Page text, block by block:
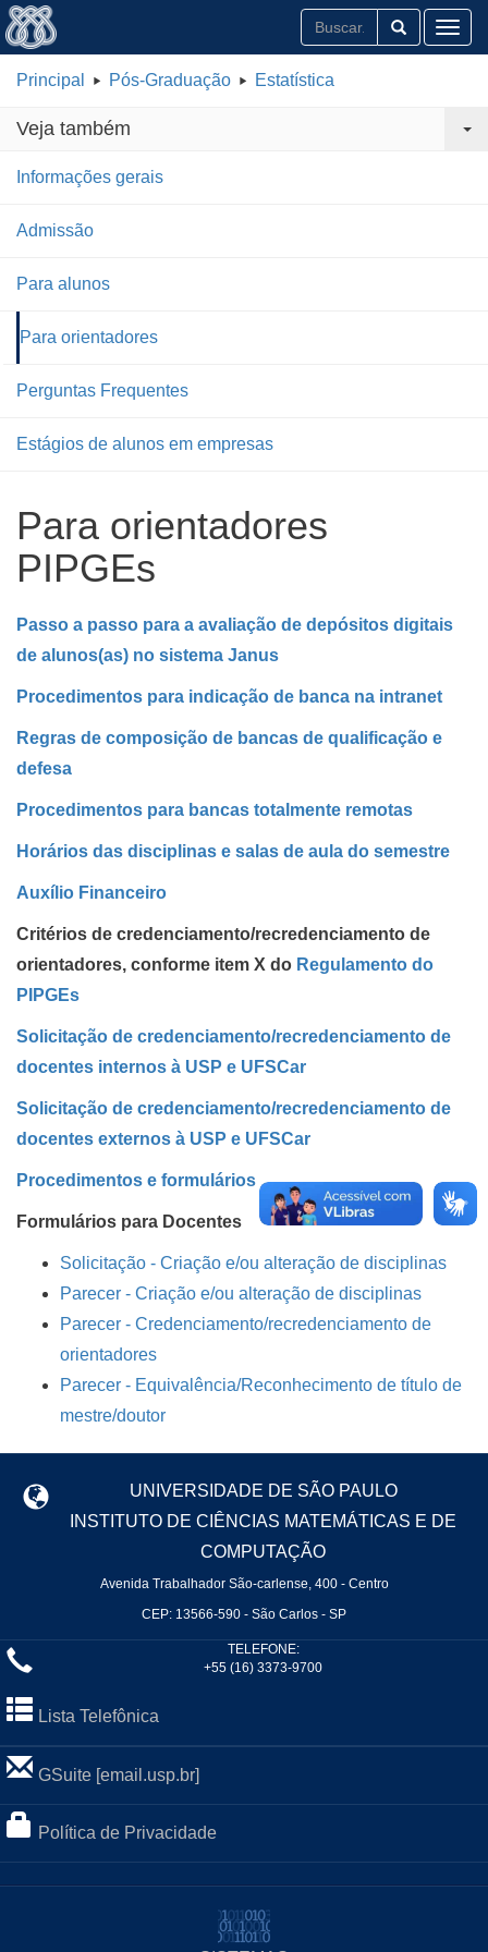
Principal Pós-Graduação Estatística
Veja também
Informações gerais
Admissão
Para alunos
Para orientadores
Perguntas Frequentes
Estágios de alunos em empresas
Para orientadores
PIPGEs
Passo a passo para a avaliação de depósitos digitais
de alunos(as) no sistema Janus
Procedimentos para indicação de banca na intranet
Regras de composição de bancas de qualificação e
defesa
Procedimentos para bancas totalmente remotas
Horários das disciplinas e salas de aula do semestre
Auxílio Financeiro
Critérios de credenciamento/recredenciamento de
orientadores, conforme item X do Regulamento do
PIPGEs
Solicitação de credenciamento/recredenciamento de
docentes internos à USP e UFSCar
Solicitação de credenciamento/recredenciamento de
docentes externos à USP e UFSCar
Procedimentos e formulários
Formulários para Docentes
Solicitação - Criação e/ou alteração de disciplinas
Parecer - Criação e/ou alteração de disciplinas
Parecer - Credenciamento/recredenciamento de
orientadores
Parecer - Equivalência/Reconhecimento de título de
mestre/doutor
UNIVERSIDADE DE SÃO PAULO
INSTITUTO DE CIÊNCIAS MATEMÁTICAS E DE
COMPUTAÇÃO
Avenida Trabalhador São-carlense, 400 - Centro
CEP: 13566-590 - São Carlos - SP
TELEFONE:
+55 (16) 3373-9700
Lista Telefônica
GSuite [email.usp.br]
Política de Privacidade